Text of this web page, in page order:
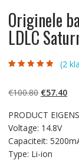
Originele
LDLC
klantbeoordelinge
(2
€100.80
was:
€100.80.
€57.40
is:
PRODUCT
Voltage: 14.8V
Capaciteit:
Type: Li-ion